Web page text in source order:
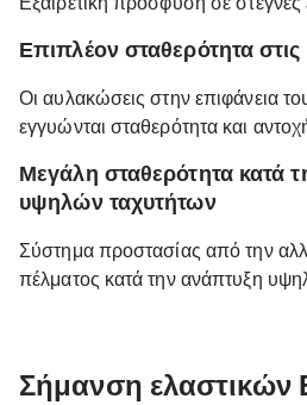
Επιπλέον σταθερότητα
Οι αυλακώσεις στην επιφάνεια
εγγυώνται σταθερότητα και
Μεγάλη σταθερότητα κατά
υψηλών ταχυτήτων
Σύστημα προστασίας από την
πέλματος κατά την ανάπτυξη
Σήμανση ελαστικών